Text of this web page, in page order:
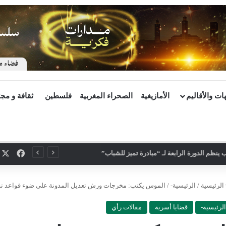
والأقاليم الأمازيغية الصحراء المغربية فلسطين ثقافة و
الدورة الرابعة لـ “مبادرة تميز للشباب”
الرئيسية / الرئيسية- / الموس يكتب: مخرجات ورش تعديل المدونة على ضوء قواعد
الرئيسية- قضايا أسرية مقالات رأي